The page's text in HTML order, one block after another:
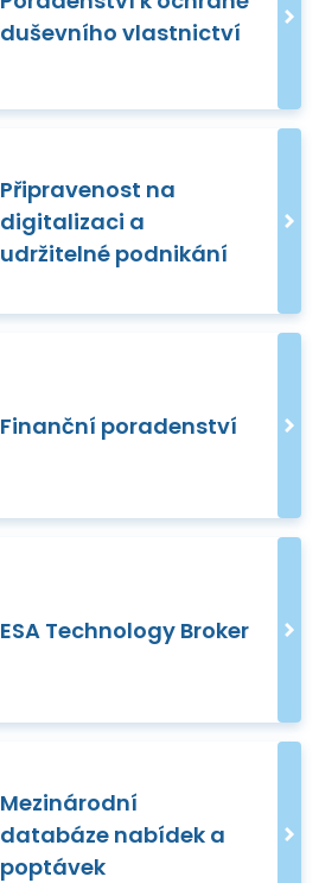
duševního vlastnictví
Připravenost na
digitalizaci a
udržitelné podnikání
Finanční poradenství
ESA Technology Broker
Mezinárodní
databáze nabídek a
poptávek